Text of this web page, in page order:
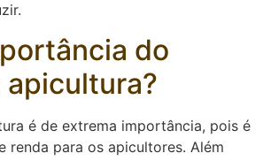
do
é de extrema importância, pois é
renda para os apicultores. Além